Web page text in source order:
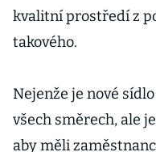
kvalitní prostředí z
takového.
Nejenže je nové
všech směrech, ale
aby měli